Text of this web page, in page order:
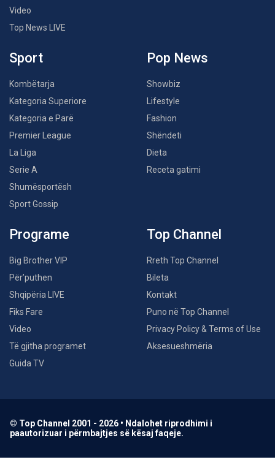
Video
Top News LIVE
Sport
Kombëtarja
Kategoria Superiore
Kategoria e Parë
Premier League
La Liga
Serie A
Shumësportësh
Sport Gossip
Pop News
Showbiz
Lifestyle
Fashion
Shëndeti
Dieta
Receta gatimi
Programe
Big Brother VIP
Për’puthen
Shqipëria LIVE
Fiks Fare
Video
Të gjitha programet
Guida TV
Top Channel
Rreth Top Channel
Bileta
Kontakt
Puno në Top Channel
Privacy Policy & Terms of Use
Aksesueshmëria
© Top Channel 2001 - 2026 • Ndalohet riprodhimi i
paautorizuar i përmbajtjes së kësaj faqeje.